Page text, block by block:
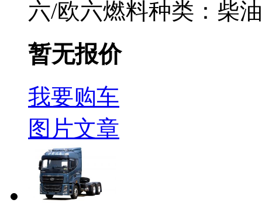
六/欧六燃料种类： 柴油
暂无报价
我要购车
图片文章